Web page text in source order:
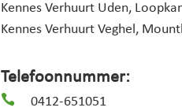
Kennes Verhuurt Uden,
Kennes Verhuurt Veghel,
Telefoonnummer:
 0412-651051